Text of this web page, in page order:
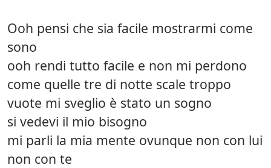
Ooh pensi che sia facile mostrarmi come
sono
ooh rendi tutto facile e non mi perdono
come quelle tre di notte scale troppo
vuote mi sveglio è stato un sogno
si vedevi il mio bisogno
mi parli la mia mente ovunque non con lui
non con te